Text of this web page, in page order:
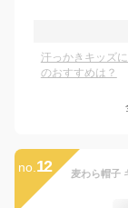
汗っかきキッズ
のおすすめは？
no. 12